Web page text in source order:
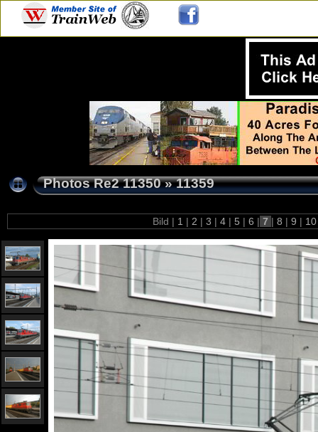
Photos Re2 11350»11359
Bild | 1 | 2 | 3 | 4 | 5 | 6 | 7 | 8 | 9 |